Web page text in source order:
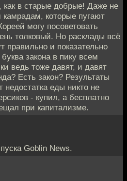
в старые добрые! Даже не
которые пугают
могу посоветовать
толковый. Но расклады всё
правильно и показательно
закона в пику всем
ведь тоже давят, и давят
Есть закон? Результаты
еды никто не
- купил, а бесплатно
при капитализме.
Goblin News.